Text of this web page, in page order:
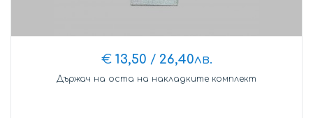
€ 13,50 / 26,40лв.
Държач на оста на накладките комплект